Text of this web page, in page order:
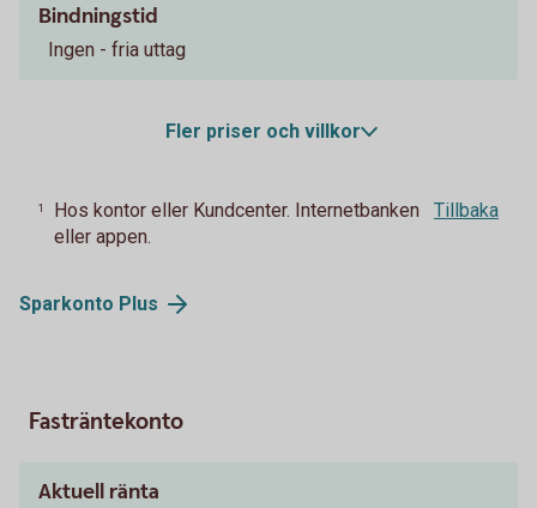
Bindningstid
Ingen - fria uttag
Fler priser och villkor
1
Hos kontor eller Kundcenter. Internetbanken
eller appen.
Tillbaka
Sparkonto Plus
Fasträntekonto
Aktuell ränta